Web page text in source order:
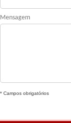
Mensagem
* Campos obrigatórios